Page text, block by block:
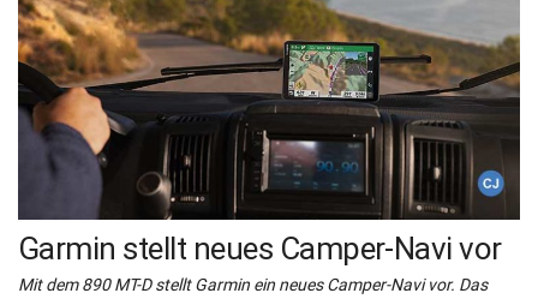
Garmin stellt neues Camper-Navi vor
Mit dem 890 MT-D stellt Garmin ein neues Camper-Navi vor. Das